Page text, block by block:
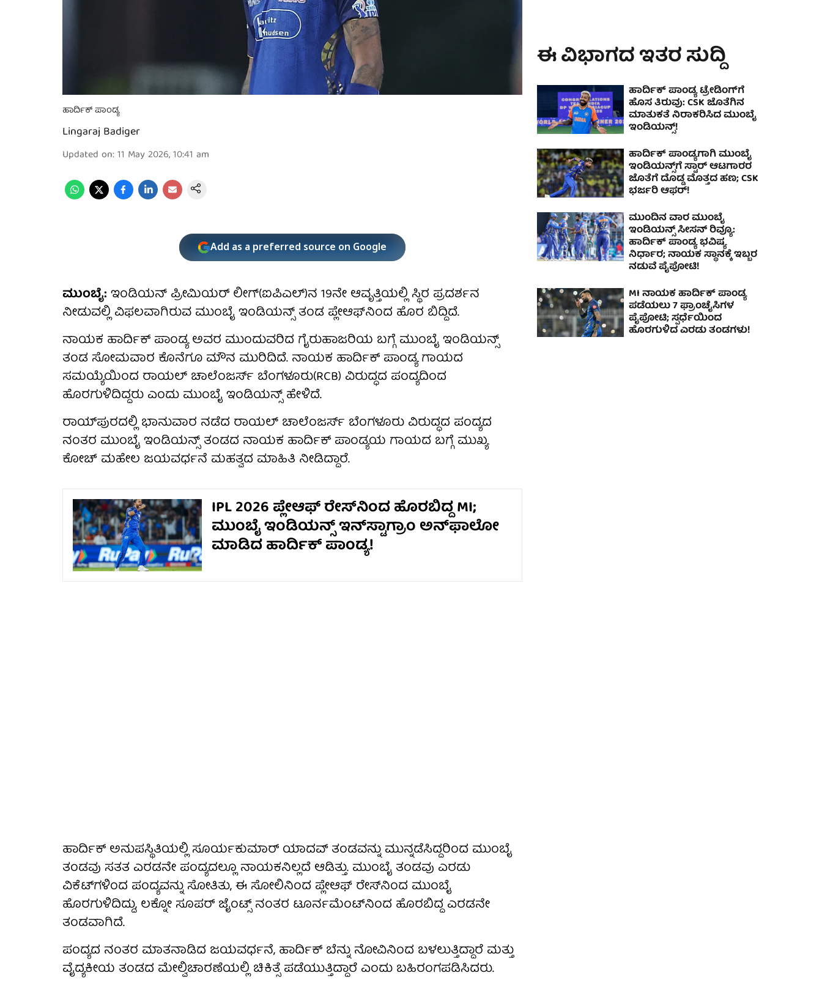
ಹಾರ್ದಿಕ್ ಪಾಂಡ್ಯ
Lingaraj Badiger
Updated on:11 May 2026, 10:41 am
Add as a preferred source on Google
ಮುಂಬೈ: ಇಂಡಿಯನ್ ಪ್ರೀಮಿಯರ್ ಲೀಗ್‌(ಐಪಿಎಲ್‌)ನ 19ನೇ ಆವೃತ್ತಿಯಲ್ಲಿ ಸ್ಥಿರ ಪ್ರದರ್ಶನ
ನೀಡುವಲ್ಲಿ ವಿಫಲವಾಗಿರುವ ಮುಂಬೈ ಇಂಡಿಯನ್ಸ್‌ ತಂಡ ಪ್ಲೇಆಫ್‌ನಿಂದ ಹೊರ ಬಿದ್ದಿದೆ.
ನಾಯಕ ಹಾರ್ದಿಕ್ ಪಾಂಡ್ಯ ಅವರ ಮುಂದುವರಿದ ಗೈರುಹಾಜರಿಯ ಬಗ್ಗೆ ಮುಂಬೈ ಇಂಡಿಯನ್ಸ್
ತಂಡ ಸೋಮವಾರ ಕೊನೆಗೂ ಮೌನ ಮುರಿದಿದೆ. ನಾಯಕ ಹಾರ್ದಿಕ್ ಪಾಂಡ್ಯ ಗಾಯದ
ಸಮಯ್ಯೆಯಿಂದ ರಾಯಲ್ ಚಾಲೆಂಜರ್ಸ್ ಬೆಂಗಳೂರು(RCB) ವಿರುದ್ಧದ ಪಂದ್ಯದಿಂದ
ಹೊರಗುಳಿದಿದ್ದರು ಎಂದು ಮುಂಬೈ ಇಂಡಿಯನ್ಸ್ ಹೇಳಿದೆ.
ರಾಯ್‌ಪುರದಲ್ಲಿ ಭಾನುವಾರ ನಡೆದ ರಾಯಲ್ ಚಾಲೆಂಜರ್ಸ್ ಬೆಂಗಳೂರು ವಿರುದ್ಧದ ಪಂದ್ಯದ
ನಂತರ ಮುಂಬೈ ಇಂಡಿಯನ್ಸ್ ತಂಡದ ನಾಯಕ ಹಾರ್ದಿಕ್ ಪಾಂಡ್ಯಯ ಗಾಯದ ಬಗ್ಗೆ ಮುಖ್ಯ
ಕೋಚ್ ಮಹೇಲ ಜಯವರ್ಧನೆ ಮಹತ್ವದ ಮಾಹಿತಿ ನೀಡಿದ್ದಾರೆ.
IPL 2026 ಪ್ಲೇಆಫ್‌ ರೇಸ್‌ನಿಂದ ಹೊರಬಿದ್ದ MI;
ಮುಂಬೈ ಇಂಡಿಯನ್ಸ್ ಇನ್‌ಸ್ಟಾಗ್ರಾಂ ಅನ್‌ಫಾಲೋ
ಮಾಡಿದ ಹಾರ್ದಿಕ್ ಪಾಂಡ್ಯ!
ಹಾರ್ದಿಕ್ ಅನುಪಸ್ಥಿತಿಯಲ್ಲಿ ಸೂರ್ಯಕುಮಾರ್ ಯಾದವ್ ತಂಡವನ್ನು ಮುನ್ನಡೆಸಿದ್ದರಿಂದ ಮುಂಬೈ
ತಂಡವು ಸತತ ಎರಡನೇ ಪಂದ್ಯದಲ್ಲೂ ನಾಯಕನಿಲ್ಲದೆ ಆಡಿತ್ತು. ಮುಂಬೈ ತಂಡವು ಎರಡು
ವಿಕೆಟ್‌ಗಳಿಂದ ಪಂದ್ಯವನ್ನು ಸೋತಿತು, ಈ ಸೋಲಿನಿಂದ ಪ್ಲೇಆಫ್ ರೇಸ್‌ನಿಂದ ಮುಂಬೈ
ಹೊರಗುಳಿದಿದ್ದು, ಲಕ್ನೋ ಸೂಪರ್ ಜೈಂಟ್ಸ್ ನಂತರ ಟೂರ್ನಮೆಂಟ್‌ನಿಂದ ಹೊರಬಿದ್ದ ಎರಡನೇ
ತಂಡವಾಗಿದೆ.
ಪಂದ್ಯದ ನಂತರ ಮಾತನಾಡಿದ ಜಯವರ್ಧನೆ, ಹಾರ್ದಿಕ್ ಬೆನ್ನು ನೋವಿನಿಂದ ಬಳಲುತ್ತಿದ್ದಾರೆ ಮತ್ತು
ವೈದ್ಯಕೀಯ ತಂಡದ ಮೇಲ್ವಿಚಾರಣೆಯಲ್ಲಿ ಚಿಕಿತ್ಸೆ ಪಡೆಯುತ್ತಿದ್ದಾರೆ ಎಂದು ಬಹಿರಂಗಪಡಿಸಿದರು.
ಈ ವಿಭಾಗದ ಇತರ ಸುದ್ದಿ
ಹಾರ್ದಿಕ್ ಪಾಂಡ್ಯ ಟ್ರೇಡಿಂಗ್‌ಗೆ
ಹೊಸ ತಿರುವು: CSK ಜೊತೆಗಿನ
ಮಾತುಕತೆ ನಿರಾಕರಿಸಿದ ಮುಂಬೈ
ಇಂಡಿಯನ್ಸ್!
ಹಾರ್ದಿಕ್ ಪಾಂಡ್ಯ‌ಗಾಗಿ ಮುಂಬೈ
ಇಂಡಿಯನ್ಸ್‌ಗೆ ಸ್ಟಾರ್ ಆಟಗಾರರ
ಜೊತೆಗೆ ದೊಡ್ಡ ಮೊತ್ತದ ಹಣ; CSK
ಭರ್ಜರಿ ಆಫರ್!
ಮುಂದಿನ ವಾರ ಮುಂಬೈ
ಇಂಡಿಯನ್ಸ್ ಸೀಸನ್ ರಿವ್ಯೂ:
ಹಾರ್ದಿಕ್ ಪಾಂಡ್ಯ ಭವಿಷ್ಯ
ನಿರ್ಧಾರ; ನಾಯಕ ಸ್ಥಾನಕ್ಕೆ ಇಬ್ಬರ
ನಡುವೆ ಪೈಪೋಟಿ!
MI ನಾಯಕ ಹಾರ್ದಿಕ್ ಪಾಂಡ್ಯ
ಪಡೆಯಲು 7 ಫ್ರಾಂಚೈಸಿಗಳ
ಪೈಪೋಟಿ; ಸ್ಪರ್ಧೆಯಿಂದ
ಹೊರಗುಳಿದ ಎರಡು ತಂಡಗಳು!